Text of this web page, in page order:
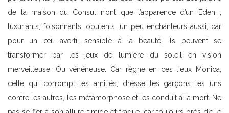
de la maison du Consul n’ont que l’apparence d’un Eden ;
luxuriants, foisonnants, opulents, un peu enchanteurs aussi, car
pour un œil averti, sensible à la beauté, ils peuvent se
transformer par les jeux de lumière du soleil en vision
merveilleuse. Ou vénéneuse. Car règne en ces lieux Monica,
celle qui corrompt les amitiés, dresse les garçons les uns
contre les autres, les métamorphose et les conduit à la mort. Ne